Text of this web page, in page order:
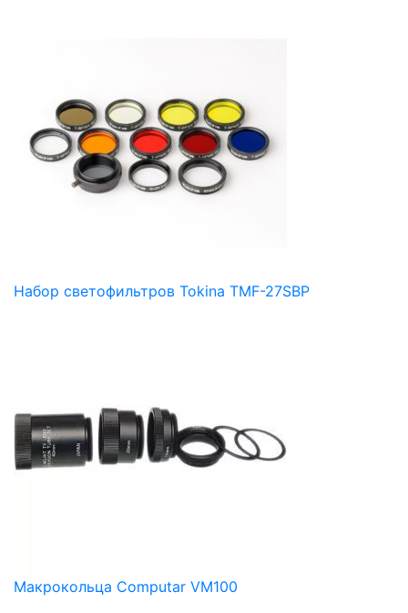
Набор светофильтров Tokina TMF-27SBP
Макрокольца Computar VM100